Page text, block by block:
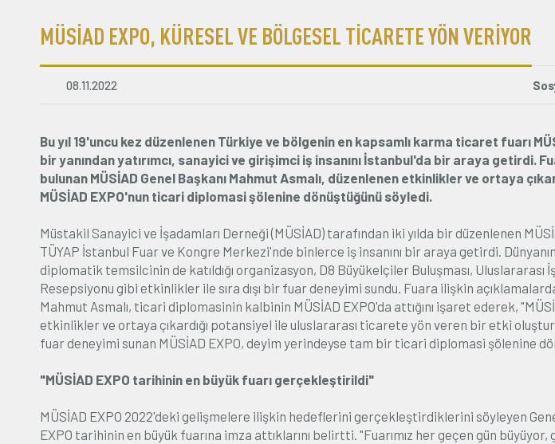
MÜSİAD EXPO, KÜRESEL VE BÖLGESEL TİCARETE YÖN VERİYOR
08.11.2022
Bu yıl 19'uncu kez düzenlenen Türkiye ve bölgenin en kapsamlı karma ticaret fuarı
bir yanından yatırımcı, sanayici ve girişimci iş insanını İstanbul'da bir araya getirdi.
bulunan MÜSİAD Genel Başkanı Mahmut Asmalı, düzenlenen etkinlikler ve ortaya
MÜSİAD EXPO'nun ticari diplomasi şölenine dönüştüğünü söyledi.
Müstakil Sanayici ve İşadamları Derneği (MÜSİAD) tarafından iki yılda bir düzenlenen
TÜYAP İstanbul Fuar ve Kongre Merkezi'nde binlerce iş insanını bir araya getirdi.
diplomatik temsilcinin de katıldığı organizasyon, D8 Büyükelçiler Buluşması, Uluslararası
Resepsiyonu gibi etkinlikler ile sıra dışı bir fuar deneyimi sundu. Fuara ilişkin
Mahmut Asmalı, ticari diplomasinin kalbinin MÜSİAD EXPO'da attığını işaret ederek,
etkinlikler ve ortaya çıkardığı potansiyel ile uluslararası ticarete yön veren bir etki
fuar deneyimi sunan MÜSİAD EXPO, deyim yerindeyse tam bir ticari diplomasi şölenine
"MÜSİAD EXPO tarihinin en büyük fuarı gerçekleştirildi"
MÜSİAD EXPO 2022'deki gelişmelere ilişkin hedeflerini gerçekleştirdiklerini söyleyen
EXPO tarihinin en büyük fuarına imza attıklarını belirtti. "Fuarımız her geçen gün